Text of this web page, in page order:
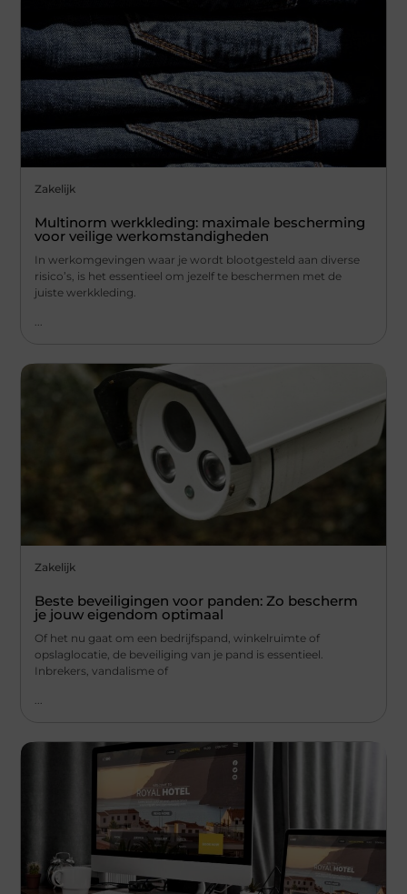
Zakelijk
Multinorm werkkleding: maximale bescherming
voor veilige werkomstandigheden
In werkomgevingen waar je wordt blootgesteld aan diverse
risico’s, is het essentieel om jezelf te beschermen met de
juiste werkkleding.
Zakelijk
Beste beveiligingen voor panden: Zo bescherm
je jouw eigendom optimaal
Of het nu gaat om een bedrijfspand, winkelruimte of
opslaglocatie, de beveiliging van je pand is essentieel.
Inbrekers, vandalisme of
...